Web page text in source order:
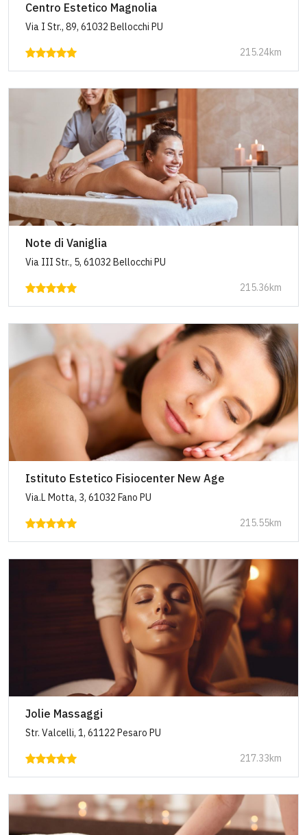
Centro Estetico Magnolia
Via I Str., 89, 61032 Bellocchi PU
215.24km
Note di Vaniglia
Via III Str., 5, 61032 Bellocchi PU
215.36km
Istituto Estetico Fisiocenter New Age
Via.L Motta, 3, 61032 Fano PU
215.55km
Jolie Massaggi
Str. Valcelli, 1, 61122 Pesaro PU
217.33km